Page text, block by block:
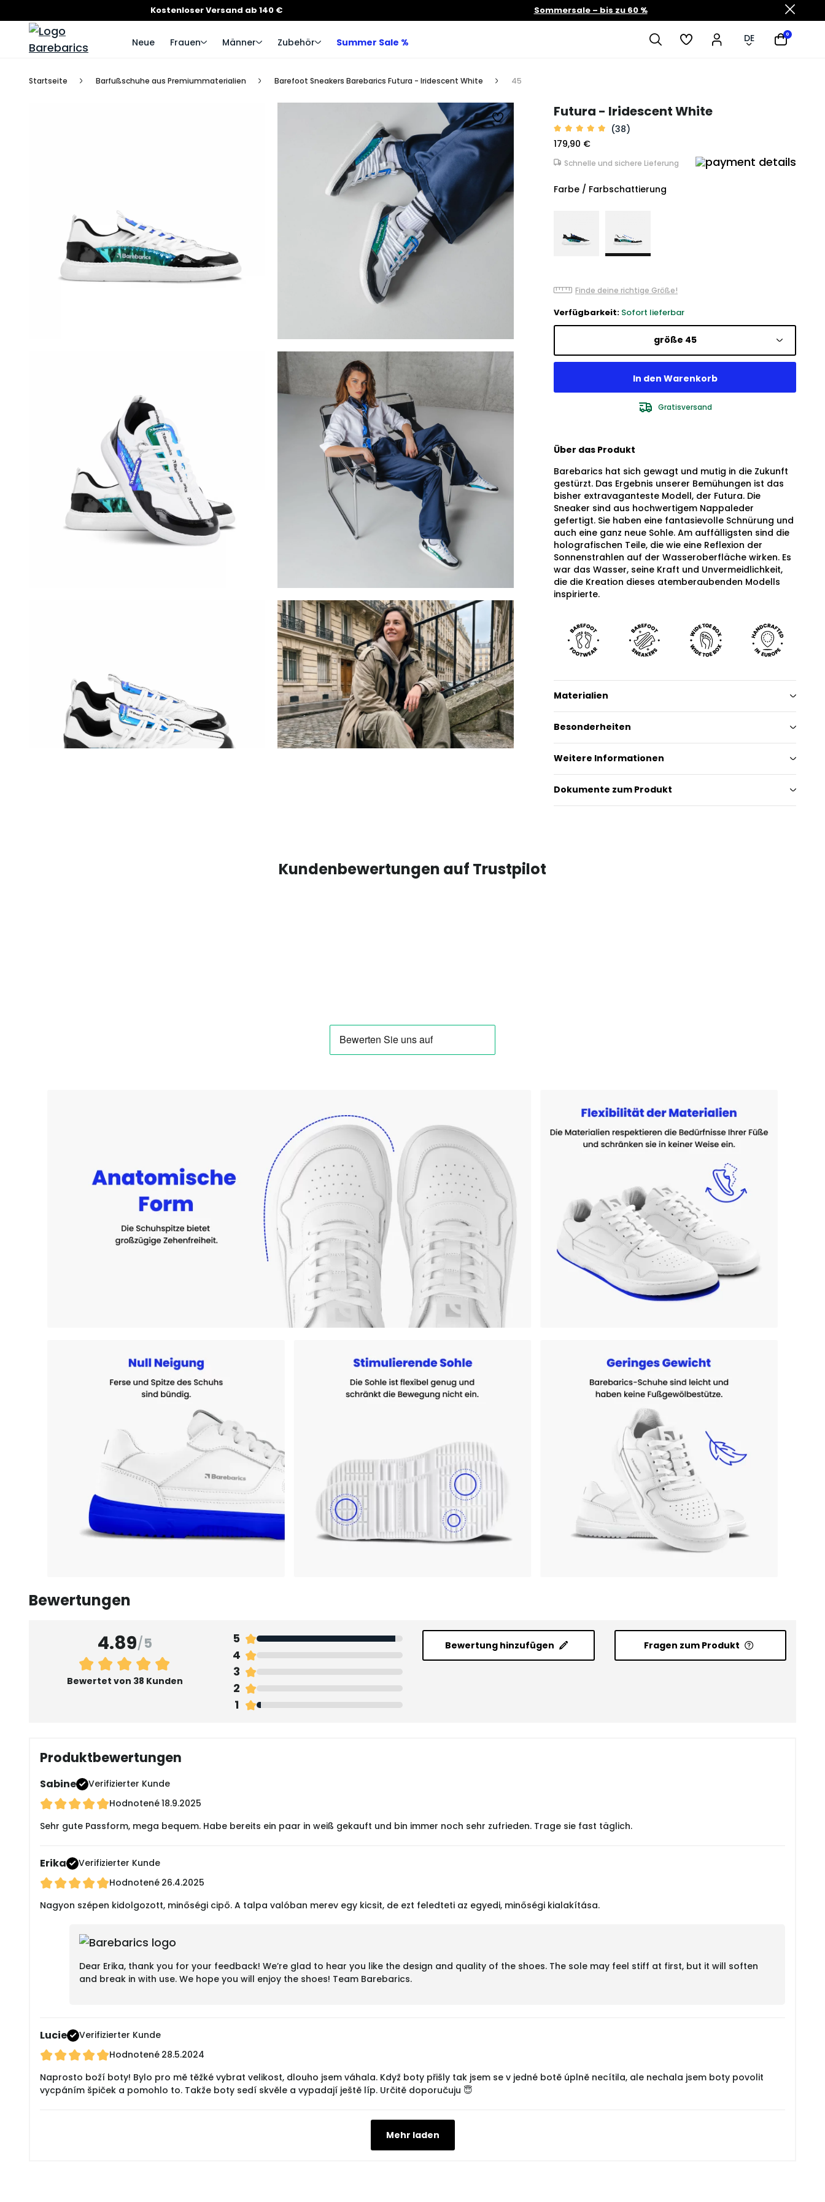
Kostenloser Versand ab 140 € Sommersale – bis zu 60 %
Neue Frauen Männer Zubehör Summer Sale % DE 0
Startseite Barfußschuhe aus Premiummaterialien Barefoot Sneakers Barebarics Futura - Iridescent White 45
Futura - Iridescent White
(38)
179,90 €
Schnelle und sichere Lieferung
Farbe / Farbschattierung
Finde deine richtige Größe!
Verfügbarkeit: Sofort lieferbar
größe 45
Gratisversand
Über das Produkt
Barebarics hat sich gewagt und mutig in die Zukunft
gestürzt. Das Ergebnis unserer Bemühungen ist das
bisher extravaganteste Modell, der Futura. Die
Sneaker sind aus hochwertigem Nappaleder
gefertigt. Sie haben eine fantasievolle Schnürung und
auch eine ganz neue Sohle. Am auffälligsten sind die
holografischen Teile, die wie eine Reflexion der
Sonnenstrahlen auf der Wasseroberfläche wirken. Es
war das Wasser, seine Kraft und Unvermeidlichkeit,
die die Kreation dieses atemberaubenden Modells
inspirierte.
Materialien
Besonderheiten
Weitere Informationen
Dokumente zum Produkt
Kundenbewertungen auf Trustpilot
Bewertungen
4.89/5
Bewertet von 38 Kunden
5
4
3
2
1
Bewertung hinzufügen Fragen zum Produkt
Produktbewertungen
Sabine
Verifizierter Kunde
Hodnotené18.9.2025
Sehr gute Passform, mega bequem. Habe bereits ein paar in weiß gekauft und bin immer noch sehr zufrieden. Trage sie fast täglich.
Erika
Verifizierter Kunde
Hodnotené 26.4.2025
Nagyon szépen kidolgozott, minőségi cipő. A talpa valóban merev egy kicsit, de ezt feledteti az egyedi, minőségi kialakítása.
Dear Erika, thank you for your feedback! We’re glad to hear you like the design and quality of the shoes. The sole may feel stiff at first, but it will soften
and break in with use. We hope you will enjoy the shoes! Team Barebarics.
Lucie
Verifizierter Kunde
Hodnotené 28.5.2024
Naprosto boží boty! Bylo pro mě těžké vybrat velikost, dlouho jsem váhala. Když boty přišly tak jsem se v jedné botě úplně necítila, ale nechala jsem boty povolit
vycpáním špiček a pomohlo to. Takže boty sedí skvěle a vypadají ještě líp. Určitě doporučuju 😇
Mehr laden